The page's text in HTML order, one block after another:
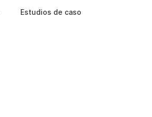
Estudios de caso